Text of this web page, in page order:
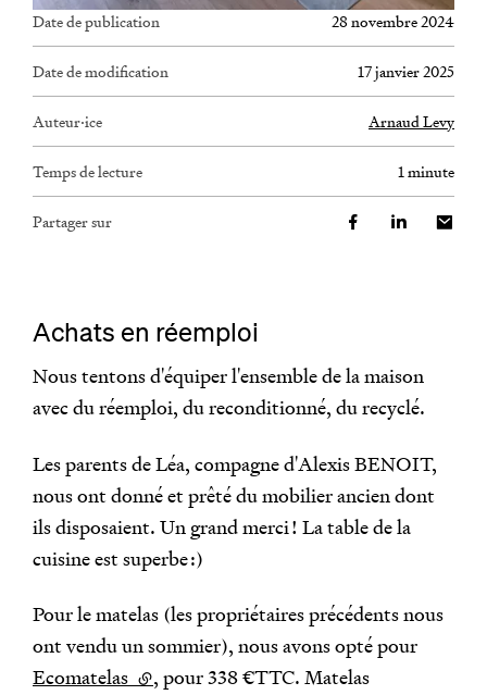
Date de publication 28 novembre 2024
Date de modification 17 janvier 2025
Auteur·ice Arnaud Levy
Temps de lecture 1 minute
Partager sur
Achats en réemploi
Nous tentons d'équiper l'ensemble de la maison
avec du réemploi, du reconditionné, du recyclé.
Les parents de Léa, compagne d'Alexis BENOIT,
nous ont donné et prêté du mobilier ancien dont
ils disposaient. Un grand merci ! La table de la
cuisine est superbe :)
Pour le matelas (les propriétaires précédents nous
ont vendu un sommier), nous avons opté pour
Ecomatelas (lien externe)
, pour 338 €TTC. Matelas